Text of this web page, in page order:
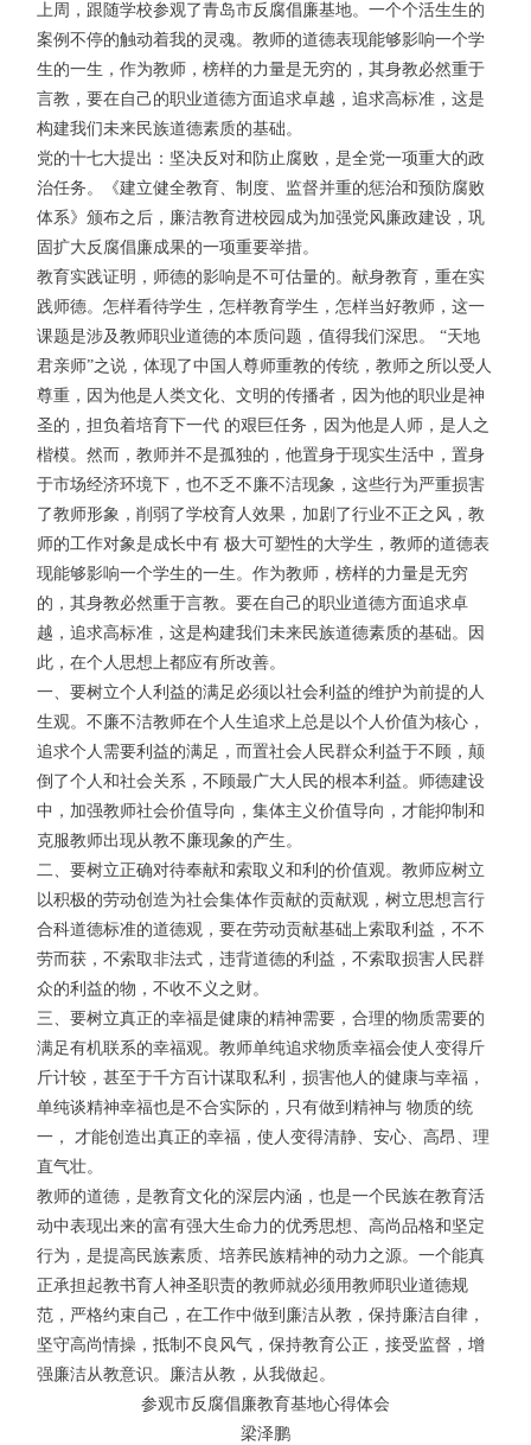
上周，跟随学校参观了青岛市反腐倡廉基地。一个个活生生的
案例不停的触动着我的灵魂。教师的道德表现能够影响一个学
生的一生，作为教师，榜样的力量是无穷的，其身教必然重于
言教，要在自己的职业道德方面追求卓越，追求高标准，这是
构建我们未来民族道德素质的基础。
党的十七大提出：坚决反对和防止腐败，是全党一项重大的政
治任务。《建立健全教育、制度、监督并重的惩治和预防腐败
体系》颁布之后，廉洁教育进校园成为加强党风廉政建设，巩
固扩大反腐倡廉成果的一项重要举措。
教育实践证明，师德的影响是不可估量的。献身教育，重在实
践师德。怎样看待学生，怎样教育学生，怎样当好教师，这一
课题是涉及教师职业道德的本质问题，值得我们深思。 “天地
君亲师”之说，体现了中国人尊师重教的传统，教师之所以受人
尊重，因为他是人类文化、文明的传播者，因为他的职业是神
圣的，担负着培育下一代 的艰巨任务，因为他是人师，是人之
楷模。然而，教师并不是孤独的，他置身于现实生活中，置身
于市场经济环境下，也不乏不廉不洁现象，这些行为严重损害
了教师形象，削弱了学校育人效果，加剧了行业不正之风，教
师的工作对象是成长中有 极大可塑性的大学生，教师的道德表
现能够影响一个学生的一生。作为教师，榜样的力量是无穷
的，其身教必然重于言教。要在自己的职业道德方面追求卓
越，追求高标准，这是构建我们未来民族道德素质的基础。因
此，在个人思想上都应有所改善。
一、要树立个人利益的满足必须以社会利益的维护为前提的人
生观。不廉不洁教师在个人生追求上总是以个人价值为核心，
追求个人需要利益的满足，而置社会人民群众利益于不顾，颠
倒了个人和社会关系，不顾最广大人民的根本利益。师德建设
中，加强教师社会价值导向，集体主义价值导向，才能抑制和
克服教师出现从教不廉现象的产生。
二、要树立正确对待奉献和索取义和利的价值观。教师应树立
以积极的劳动创造为社会集体作贡献的贡献观，树立思想言行
合科道德标准的道德观，要在劳动贡献基础上索取利益，不不
劳而获，不索取非法式，违背道德的利益，不索取损害人民群
众的利益的物，不收不义之财。
三、要树立真正的幸福是健康的精神需要，合理的物质需要的
满足有机联系的幸福观。教师单纯追求物质幸福会使人变得斤
斤计较，甚至于千方百计谋取私利，损害他人的健康与幸福，
单纯谈精神幸福也是不合实际的，只有做到精神与 物质的统
一， 才能创造出真正的幸福，使人变得清静、安心、高昂、理
直气壮。
教师的道德，是教育文化的深层内涵，也是一个民族在教育活
动中表现出来的富有强大生命力的优秀思想、高尚品格和坚定
行为，是提高民族素质、培养民族精神的动力之源。一个能真
正承担起教书育人神圣职责的教师就必须用教师职业道德规
范，严格约束自己，在工作中做到廉洁从教，保持廉洁自律，
坚守高尚情操，抵制不良风气，保持教育公正，接受监督，增
强廉洁从教意识。廉洁从教，从我做起。
参观市反腐倡廉教育基地心得体会
梁泽鹏